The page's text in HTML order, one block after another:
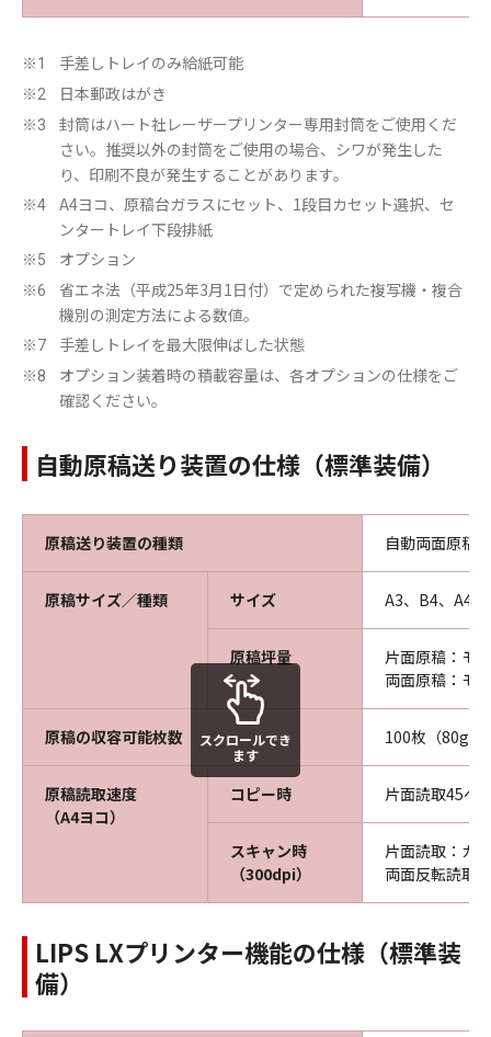
※1 手差しトレイのみ給紙可能
※2 日本郵政はがき
※3
封筒はハート社レーザープリンター専用封筒をご使用くだ
さい。推奨以外の封筒をご使用の場合、シワが発生した
り、印刷不良が発生することがあります。
※4
A4ヨコ、原稿台ガラスにセット、1段目カセット選択、セ
ンタートレイ下段排紙
※5 オプション
※6
省エネ法（平成25年3月1日付）で定められた複写機・複合
機別の測定方法による数値。
※7 手差しトレイを最大限伸ばした状態
※8
オプション装着時の積載容量は、各オプションの仕様をご
確認ください。
自動原稿送り装置の仕様（標準装備）
原稿送り装置の種類 自動両面原稿
原稿サイズ／種類 サイズ A3、B4、A4
原稿坪量
片面原稿：モ
両面原稿：モ
原稿の収容可能枚数 100枚（80g／
原稿読取速度
（A4ヨコ）
コピー時 片面読取45ペ
スキャン時
（300dpi）
片面読取：カ
両面反転読取
スクロールでき
ます
LIPS LXプリンター機能の仕様（標準装
備）